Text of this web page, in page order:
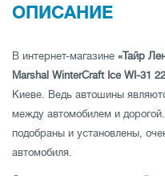
ОПИСАНИЕ
В интернет-магазине «Тайр
Marshal WinterCraft Ice WI-31
Киеве. Ведь автошины
между автомобилем и
подобраны и установлены,
автомобиля.